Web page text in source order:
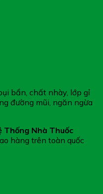
bẩn, chất nhày, lớp gỉ
đường mũi, ngăn ngừa
Thống Nhà Thuốc
hàng trên toàn quốc